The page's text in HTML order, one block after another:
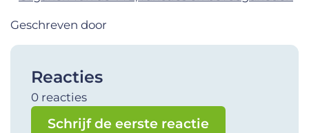
Geschreven door
Reacties
0 reacties
Schrijf de eerste reactie